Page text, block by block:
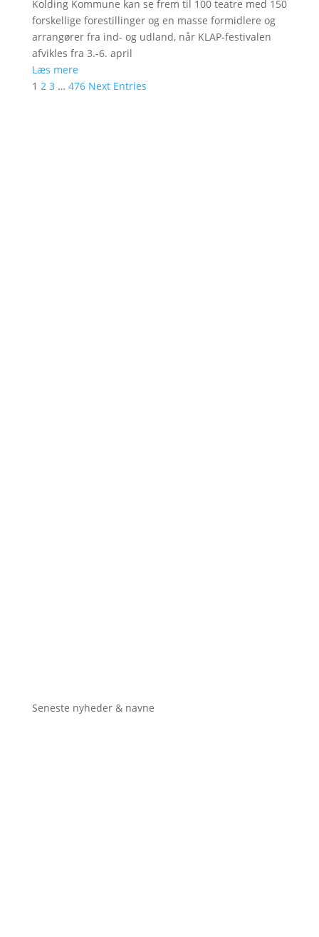
Kolding Kommune kan se frem til 100 teatre med 150
forskellige forestillinger og en masse formidlere og
arrangører fra ind- og udland, når KLAP-festivalen
afvikles fra 3.-6. april
Læs mere
1 2 3 … 476 Next Entries
Seneste nyheder & navne